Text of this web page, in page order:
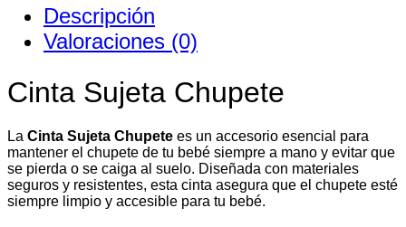
Descripción
Valoraciones (0)
Cinta Sujeta Chupete
La Cinta Sujeta Chupete es un accesorio esencial para
mantener el chupete de tu bebé siempre a mano y evitar que
se pierda o se caiga al suelo. Diseñada con materiales
seguros y resistentes, esta cinta asegura que el chupete esté
siempre limpio y accesible para tu bebé.